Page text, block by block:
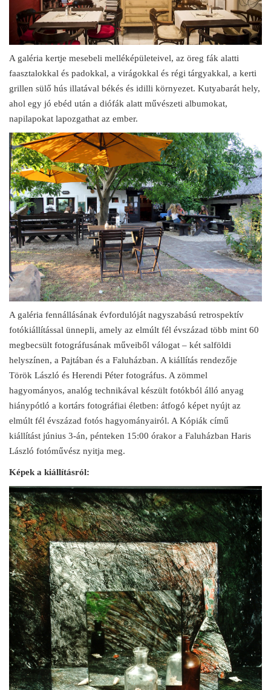
A galéria kertje mesebeli melléképületeivel, az öreg fák alatti
faasztalokkal és padokkal, a virágokkal és régi tárgyakkal, a kerti
grillen sülő hús illatával békés és idilli környezet. Kutyabarát hely,
ahol egy jó ebéd után a diófák alatt művészeti albumokat,
napilapokat lapozgathat az ember.
A galéria fennállásának évfordulóját nagyszabású retrospektív
fotókiállítással ünnepli, amely az elmúlt fél évszázad több mint 60
megbecsült fotográfusának műveiből válogat – két salföldi
helyszínen, a Pajtában és a Faluházban. A kiállítás rendezője
Török László és Herendi Péter fotográfus. A zömmel
hagyományos, analóg technikával készült fotókból álló anyag
hiánypótló a kortárs fotográfiai életben: átfogó képet nyújt az
elmúlt fél évszázad fotós hagyományairól. A Kópiák című
kiállítást június 3-án, pénteken 15:00 órakor a Faluházban Haris
László fotóművész nyitja meg.
Képek a kiállításról: